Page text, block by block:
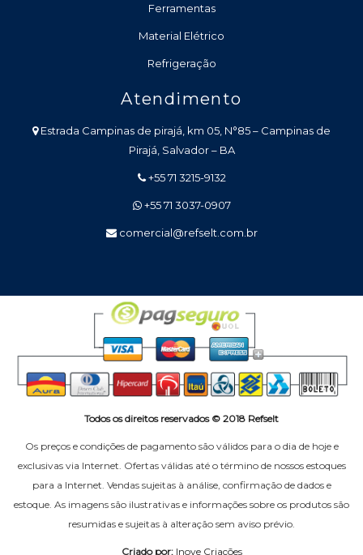
Ferramentas
Material Elétrico
Refrigeração
Atendimento
Estrada Campinas de pirajá, km 05, N°85 – Campinas de
Pirajá, Salvador – BA
+55 71 3215-9132
+55 71 3037-0907
comercial@refselt.com.br
Todos os direitos reservados © 2018 Refselt
Os preços e condições de pagamento são válidos para o dia de hoje e
exclusivas via Internet. Ofertas válidas até o término de nossos estoques
para a Internet. Vendas sujeitas à análise, confirmação de dados e
estoque. As imagens são ilustrativas e informações sobre os produtos são
resumidas e sujeitas à alteração sem aviso prévio.
Criado por: Inove Criações